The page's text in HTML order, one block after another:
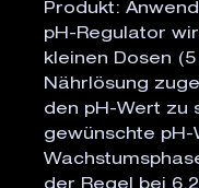
Produkt:
pH-Regulator
kleinen Dosen
Nährlösung
den pH-Wert zu
gewünschte pH-